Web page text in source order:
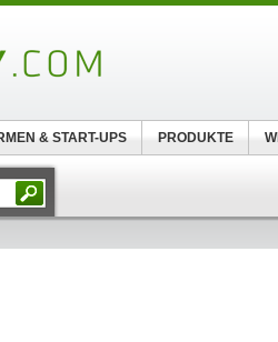
& START-UPS PRODUKTE